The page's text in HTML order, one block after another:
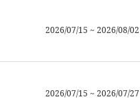
2026/07/15 ~ 2026/08/02
2026/07/15 ~ 2026/07/27